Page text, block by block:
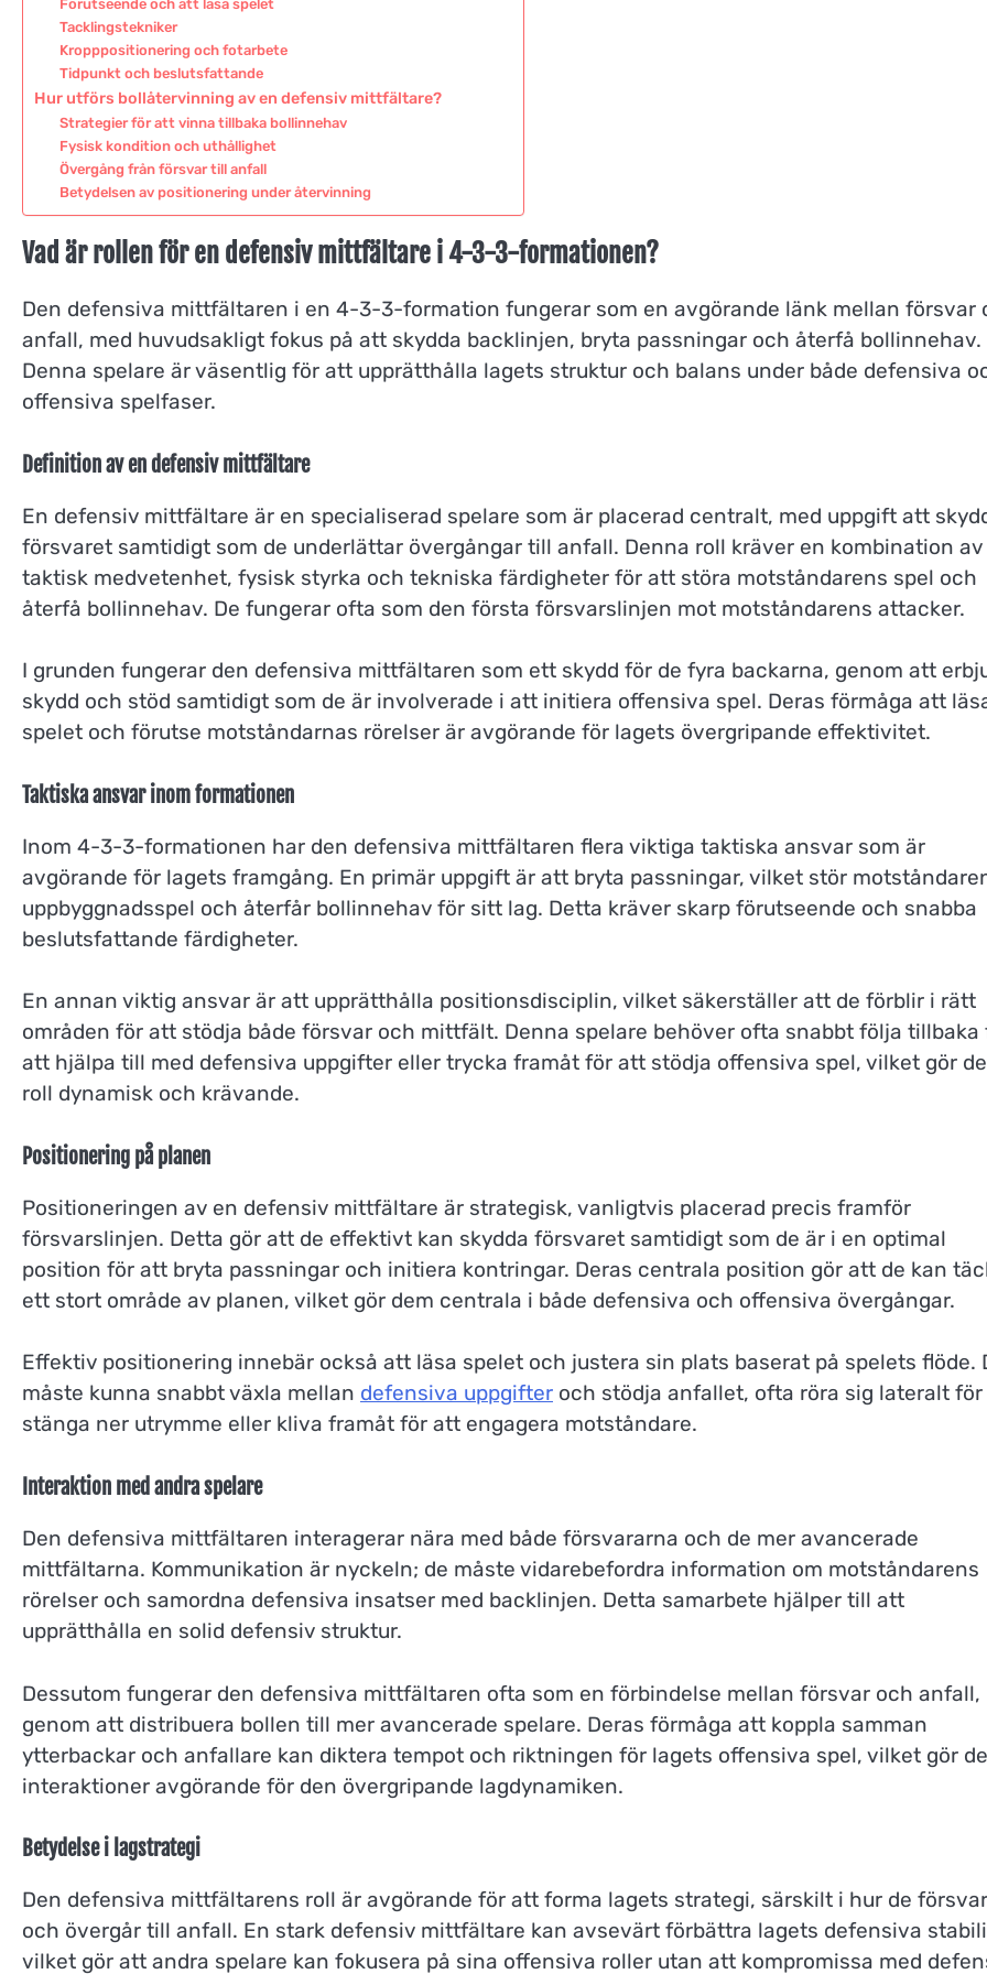
Förutseende och att läsa spelet
Tacklingstekniker
Kropppositionering och fotarbete
Tidpunkt och beslutsfattande
Hur utförs bollåtervinning av en defensiv mittfältare?
Strategier för att vinna tillbaka bollinnehav
Fysisk kondition och uthållighet
Övergång från försvar till anfall
Betydelsen av positionering under återvinning
Vad är rollen för en defensiv mittfältare i 4-3-3-formationen?
Den defensiva mittfältaren i en 4-3-3-formation fungerar som en avgörande länk mellan försvar
anfall, med huvudsakligt fokus på att skydda backlinjen, bryta passningar och återfå bollinnehav.
Denna spelare är väsentlig för att upprätthålla lagets struktur och balans under både defensiva
offensiva spelfaser.
Definition av en defensiv mittfältare
En defensiv mittfältare är en specialiserad spelare som är placerad centralt, med uppgift att
försvaret samtidigt som de underlättar övergångar till anfall. Denna roll kräver en kombination av
taktisk medvetenhet, fysisk styrka och tekniska färdigheter för att störa motståndarens spel och
återfå bollinnehav. De fungerar ofta som den första försvarslinjen mot motståndarens attacker.
I grunden fungerar den defensiva mittfältaren som ett skydd för de fyra backarna, genom att
skydd och stöd samtidigt som de är involverade i att initiera offensiva spel. Deras förmåga att
spelet och förutse motståndarnas rörelser är avgörande för lagets övergripande effektivitet.
Taktiska ansvar inom formationen
Inom 4-3-3-formationen har den defensiva mittfältaren flera viktiga taktiska ansvar som är
avgörande för lagets framgång. En primär uppgift är att bryta passningar, vilket stör
uppbyggnadsspel och återfår bollinnehav för sitt lag. Detta kräver skarp förutseende och snabba
beslutsfattande färdigheter.
En annan viktig ansvar är att upprätthålla positionsdisciplin, vilket säkerställer att de förblir i rätt
områden för att stödja både försvar och mittfält. Denna spelare behöver ofta snabbt följa tillbaka
att hjälpa till med defensiva uppgifter eller trycka framåt för att stödja offensiva spel, vilket gör
roll dynamisk och krävande.
Positionering på planen
Positioneringen av en defensiv mittfältare är strategisk, vanligtvis placerad precis framför
försvarslinjen. Detta gör att de effektivt kan skydda försvaret samtidigt som de är i en optimal
position för att bryta passningar och initiera kontringar. Deras centrala position gör att de kan
ett stort område av planen, vilket gör dem centrala i både defensiva och offensiva övergångar.
Effektiv positionering innebär också att läsa spelet och justera sin plats baserat på spelets flöde.
måste kunna snabbt växla mellan defensiva uppgifter och stödja anfallet, ofta röra sig lateralt
stänga ner utrymme eller kliva framåt för att engagera motståndare.
Interaktion med andra spelare
Den defensiva mittfältaren interagerar nära med både försvararna och de mer avancerade
mittfältarna. Kommunikation är nyckeln; de måste vidarebefordra information om motståndarens
rörelser och samordna defensiva insatser med backlinjen. Detta samarbete hjälper till att
upprätthålla en solid defensiv struktur.
Dessutom fungerar den defensiva mittfältaren ofta som en förbindelse mellan försvar och anfall,
genom att distribuera bollen till mer avancerade spelare. Deras förmåga att koppla samman
ytterbackar och anfallare kan diktera tempot och riktningen för lagets offensiva spel, vilket gör
interaktioner avgörande för den övergripande lagdynamiken.
Betydelse i lagstrategi
Den defensiva mittfältarens roll är avgörande för att forma lagets strategi, särskilt i hur de
och övergår till anfall. En stark defensiv mittfältare kan avsevärt förbättra lagets defensiva
vilket gör att andra spelare kan fokusera på sina offensiva roller utan att kompromissa med